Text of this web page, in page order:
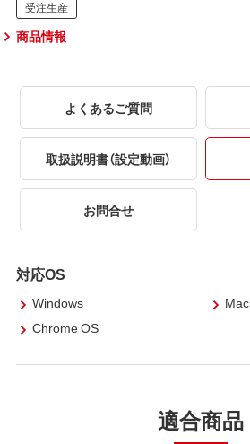
商品情報
よくあるご質問
取扱説明書（設定動画）
お問合せ
対応OS
Windows
Mac
Chrome OS
適合商品